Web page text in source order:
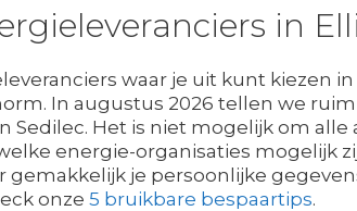
in
waar je uit kunt kiezen
In augustus 2026 tellen we
Sedilec. Het is niet mogelijk om
energie-organisaties mogelijk
gemakkelijk je persoonlijke
onze 5 bruikbare bespaartips.